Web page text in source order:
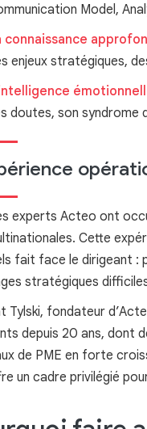
Model,
connaissance
enjeux stratégiques,
doutes, son syndrome
experts Acteo ont
Cette
fait face le dirigeant :
stratégiques
Tylski, fondateur
depuis 20 ans, dont
de PME en forte
un cadre privilégié